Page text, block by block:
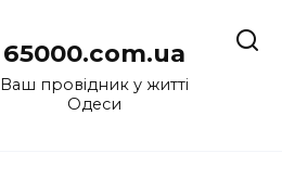
65000.com.ua
Ваш провідник у житті
Одеси